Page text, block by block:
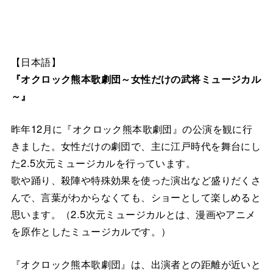
【日本語】
『オクロック熊本歌劇団～女性だけの武将ミュージカル
～』
昨年12月に『オクロック熊本歌劇団』の公演を観に行
きました。女性だけの劇団で、主に江戸時代を舞台にし
た2.5次元ミュージカルを行っています。
歌や踊り、殺陣や特殊効果を使った演出など盛りだくさ
んで、言葉がわからなくても、ショーとして楽しめると
思います。（2.5次元ミュージカルとは、漫画やアニメ
を原作としたミュージカルです。）
『オクロック熊本歌劇団』は、出演者との距離が近いと